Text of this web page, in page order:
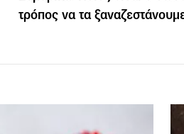
τρόπος να τα